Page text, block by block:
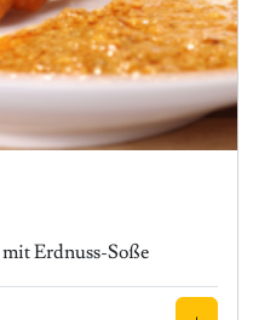
Erdnuss-Soße